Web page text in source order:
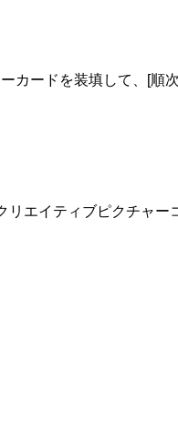
ードを装填して、[順
エイティブピクチャ